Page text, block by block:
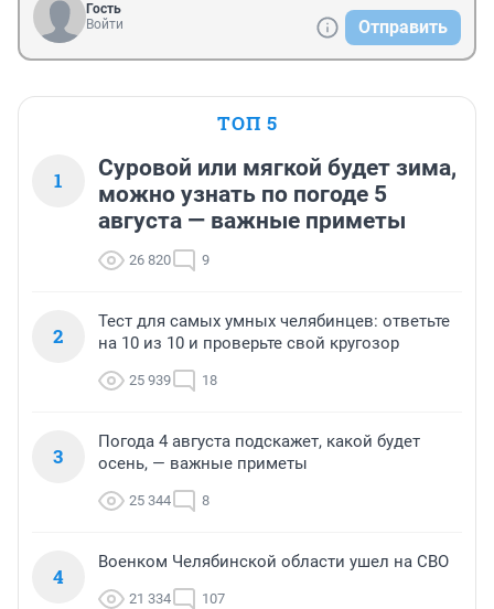
Гость
Войти
Отправить
ТОП 5
1
Суровой или мягкой будет зима,
можно узнать по погоде 5
августа — важные приметы
26 820 9
2
Тест для самых умных челябинцев: ответьте
на 10 из 10 и проверьте свой кругозор
25 939 18
3
Погода 4 августа подскажет, какой будет
осень, — важные приметы
25 344 8
4
Военком Челябинской области ушел на СВО
21 334 107